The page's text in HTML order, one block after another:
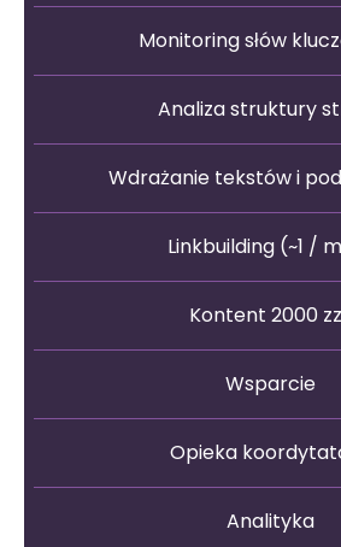
Monitoring słów
Analiza struktury
Wdrażanie tekstów i
Linkbuilding (~1 /
Kontent 2000
Wsparcie
Opieka
Analityka